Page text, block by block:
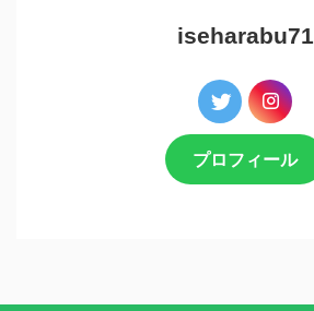
iseharabu71
プロフィール